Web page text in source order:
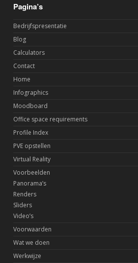
Pagina’s
Bedrijfspresentatie
Blog
Calculators
Contact
Home
Infographics
Moodboard
Office space requirements
Profile Index
PVE opstellen
Virtual Reality
Voorbeelden
Panorama’s
Renders
Sliders
Video’s
Voorwaarden
Wat we doen
Werkwijze